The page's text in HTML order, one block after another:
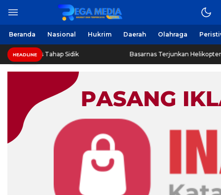
Beranda Nasional Hukrim Daerah Olahraga
HEADLINE
Tahap Sidik Basarnas Terjunkan Helikopter Sisir Bangkai